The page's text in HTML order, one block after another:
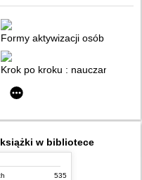
fizyczna osób dorosłych z
Formy aktywizacji osób
Krok po kroku : nauczanie i
intelektualną
w bibliotece
535